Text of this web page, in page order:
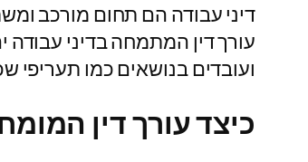
דיני עבודה הם תחום מורכב
עורך דין המתמחה בדיני
ועובדים בנושאים כמו תעריפי
כיצד עורך דין